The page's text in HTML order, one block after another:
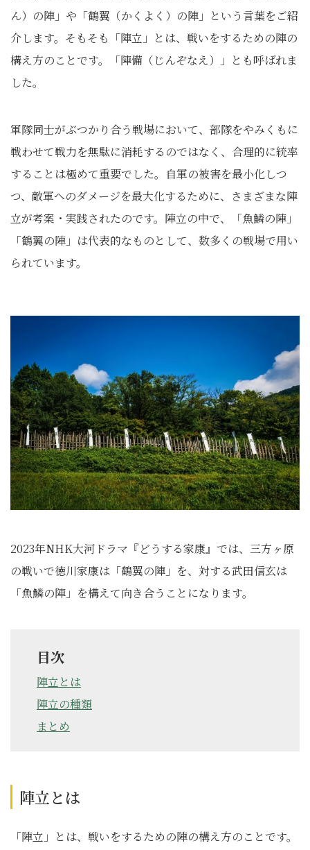
ん）の陣」や「鶴翼（かくよく）の陣」という⾔葉をご紹
介します。そもそも「陣立」とは、戦いをするための陣の
構え方のことです。「陣備（じんぞなえ）」とも呼ばれま
した。
軍隊同士がぶつかり合う戦場において、部隊をやみくもに
戦わせて戦力を無駄に消耗するのではなく、合理的に統率
することは極めて重要でした。自軍の被害を最小化しつ
つ、敵軍へのダメージを最大化するために、さまざまな陣
立が考案・実践されたのです。陣立の中で、「魚鱗の陣」
「鶴翼の陣」は代表的なものとして、数多くの戦場で用い
られています。
2023年NHK大河ドラマ『どうする家康』では、三方ヶ原
の戦いで徳川家康は「鶴翼の陣」を、対する武田信玄は
「魚鱗の陣」を構えて向き合うことになります。
目次
陣立とは
陣立の種類
まとめ
陣立とは
「陣立」とは、戦いをするための陣の構え方のことです。